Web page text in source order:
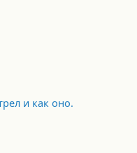
и как оно.